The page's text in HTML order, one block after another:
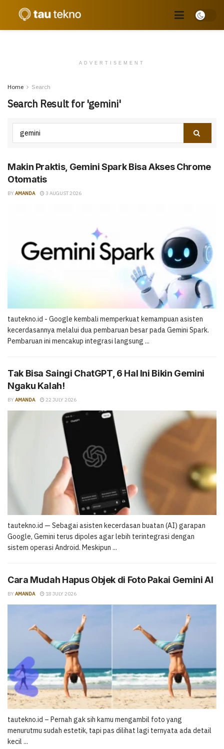
ADVERTISEMENT
Home Search
Search Result for 'gemini'
Makin Praktis, Gemini Spark Bisa Akses Chrome
Otomatis
BY AMANDA 3 AUGUST 2026
tautekno.id - Google kembali memperkuat kemampuan asisten
kecerdasannya melalui dua pembaruan besar pada Gemini Spark.
Pembaruan ini mencakup integrasi langsung ...
Tak Bisa Saingi ChatGPT, 6 Hal Ini Bikin Gemini
Ngaku Kalah!
BY AMANDA 22 JULY 2026
tautekno.id — Sebagai asisten kecerdasan buatan (AI) garapan
Google, Gemini terus dipoles agar lebih terintegrasi dengan
sistem operasi Android. Meskipun ...
Cara Mudah Hapus Objek di Foto Pakai Gemini AI
BY AMANDA 18 JULY 2026
tautekno.id – Pernah gak sih kamu mengambil foto yang
menurutmu sudah estetik, tapi pas dilihat lagi ternyata ada detail
kecil ...